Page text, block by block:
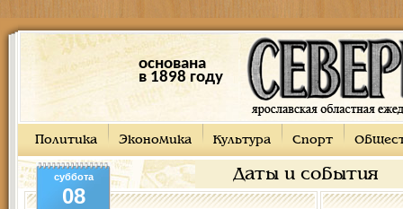
основана
в 1898 году
Политика Экономика Культура Спорт
Даты и события
суббота
08